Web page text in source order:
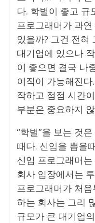
다. 학벌이 좋고 규
프로그래머가 과
있을까? 그건 전혀
대기업에 있으나
이 좋으면 결국 나
이직이 가능해진
작하고 점점 시간
부분은 중요하지
“학벌”을 보는 것
때다. 신입을 뽑을
신입 프로그래머
회사 입장에서는
프로그래머가 처
하는 회사는 그리
규모가 큰 대기업